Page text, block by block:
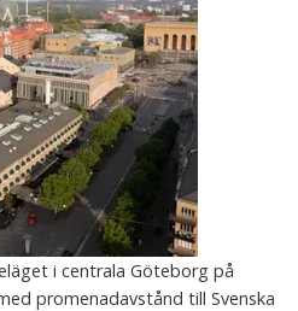
i centrala Göteborg på
promenadavstånd till Svenska